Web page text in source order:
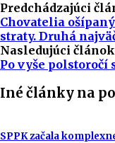
Predchádzajúci
Chovatelia
straty. Druhá
Nasledujúci článok
Po vyše
Iné články na
SPPK začala